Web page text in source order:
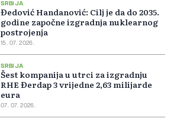
SRBIJA
Đedović Handanović: Cilj je da do 2035.
godine započne izgradnja nuklearnog
postrojenja
15. 07. 2026.
SRBIJA
Šest kompanija u utrci za izgradnju
RHE Đerdap 3 vrijedne 2,63 milijarde
eura
07. 07. 2026.